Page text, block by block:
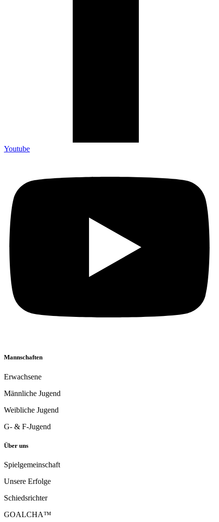
Youtube
Mannschaften
Erwachsene
Männliche Jugend
Weibliche Jugend
G- & F-Jugend
Über uns
Spielgemeinschaft
Unsere Erfolge
Schiedsrichter
GOALCHA™